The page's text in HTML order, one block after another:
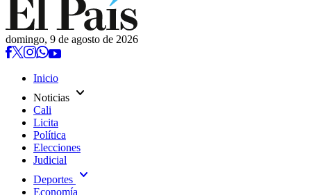
domingo, 9 de agosto de 2026
Inicio
Noticias expand_more
Cali
Licita
Política
Elecciones
Judicial
Deportes expand_more
Economía